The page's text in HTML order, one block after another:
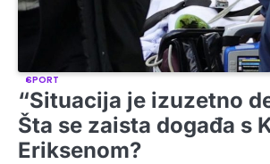
SPORT
“Situacija je izuzetno
Šta se zaista događa s
Eriksenom?